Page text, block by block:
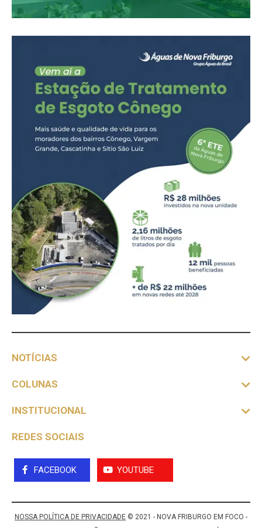
NOTÍCIAS
COLUNAS
INSTITUCIONAL
REDES SOCIAIS
FACEBOOK YOUTUBE
NOSSA POLÍTICA DE PRIVACIDADE © 2021 - NOVA FRIBURGO EM FOCO -